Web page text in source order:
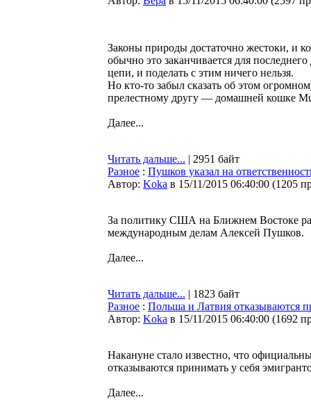
Законы природы достаточно жестоки, и
обычно это заканчивается для
цепи, и поделать с этим ничего нельзя.
Но кто-то забыл сказать об этом
прелестному другу — домашней кошке
Далее...
Читать дальше... | 2951 байт
Разное : Пушков указал на
Автор: Koka в 15/11/2015 06:40:00 (1205
За политику США на Ближнем Востоке
международным делам Алексей Пушков.
Далее...
Читать дальше... | 1823 байт
Разное : Польша и Латвия отказываются
Автор: Koka в 15/11/2015 06:40:00 (1692
Накануне стало известно, что
отказываются принимать у себя
Далее...